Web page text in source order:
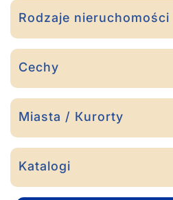
Rodzaje nieruchomości
Cechy
Miasta / Кurorty
Katalogi